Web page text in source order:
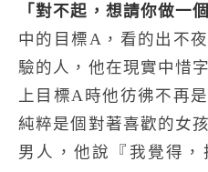
「對不起，想請你做一個
中的目標A，看的出不
驗的人，他在現實中惜
上目標A時他彷彿不再
純粹是個對著喜歡的女
男人，他說『我覺得